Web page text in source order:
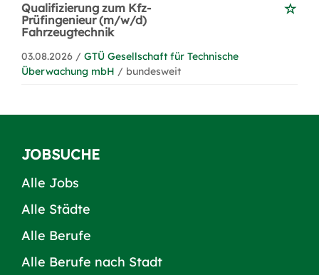
Qualifizierung zum Kfz-
Prüfingenieur (m/w/d)
Fahrzeugtechnik
03.08.2026 / GTÜ Gesellschaft für Technische
Überwachung mbH / bundesweit
JOBSUCHE
Alle Jobs
Alle Städte
Alle Berufe
Alle Berufe nach Stadt